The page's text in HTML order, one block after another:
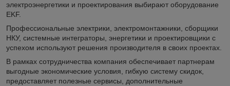
электроэнергетики и проектирования выбирают оборудование
EKF.
Профессиональные электрики, электромонтажники, сборщики
НКУ, системные интеграторы, энергетики и проектировщики с
успехом используют решения производителя в своих проектах.
В рамках сотрудничества компания обеспечивает партнерам
выгодные экономические условия, гибкую систему скидок,
предоставляет полезные сервисы, дополнительные